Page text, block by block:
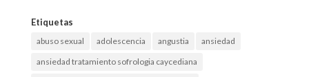
Etiquetas
abuso sexual adolescencia angustia
ansiedad
ansiedad tratamiento sofrologia caycediana